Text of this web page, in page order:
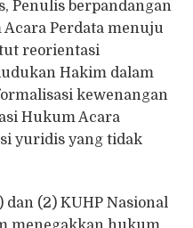
Penulis berpandangan
Perdata menuju
reorientasi
Hakim dalam
kewenangan
Hukum Acara
yuridis yang tidak
dan (2) KUHP Nasional